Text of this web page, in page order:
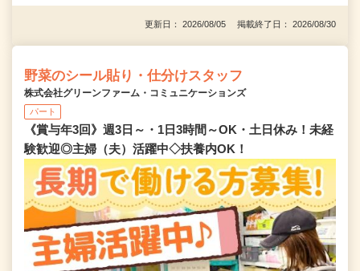
更新日： 2026/08/05 掲載終了日： 2026/08/30
野菜のシール貼り・仕分けスタッフ
株式会社グリーンファーム・コミュニケーションズ
パート
《賞与年3回》週3日～・1日3時間～OK・土日休み！未経
験歓迎◎主婦（夫）活躍中◇扶養内OK！